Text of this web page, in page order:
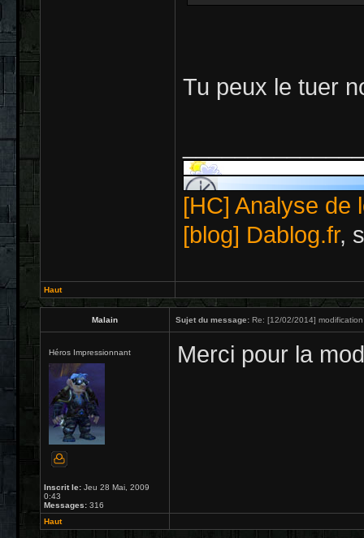
Tu peux le tuer
[HC] Analyse de
[blog] Dablog.fr,
Haut
Malain Sujet du message: Re: [12/02/2014] modification
Héros Impressionnant
Inscrit le: Jeu 28 Mai, 2009
0:43
Messages: 316
Merci pour la
Haut